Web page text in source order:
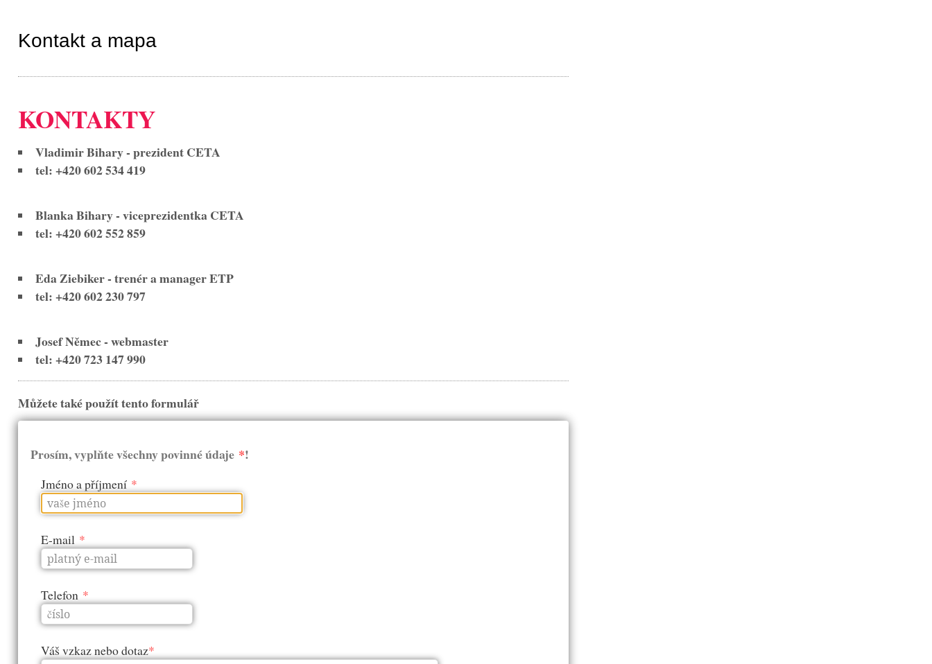
Kontakt a mapa
KONTAKTY
Vladimir Bihary - prezident CETA
tel: +420 602 534 419
Blanka Bihary - viceprezidentka CETA
tel: +420 602 552 859
Eda Ziebiker - trenér a manager ETP
tel: +420 602 230 797
Josef Němec - webmaster
tel: +420 723 147 990
Můžete také použít tento formulář
Prosím, vyplňte všechny povinné údaje *!
Jméno a příjmení *
E-mail *
Telefon *
Váš vzkaz nebo dotaz*